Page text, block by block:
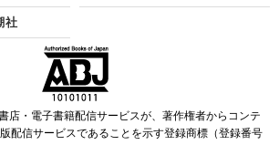
社
店・電子書籍配信サービスが、著作権者からコンテ
配信サービスであることを示す登録商標（登録番号